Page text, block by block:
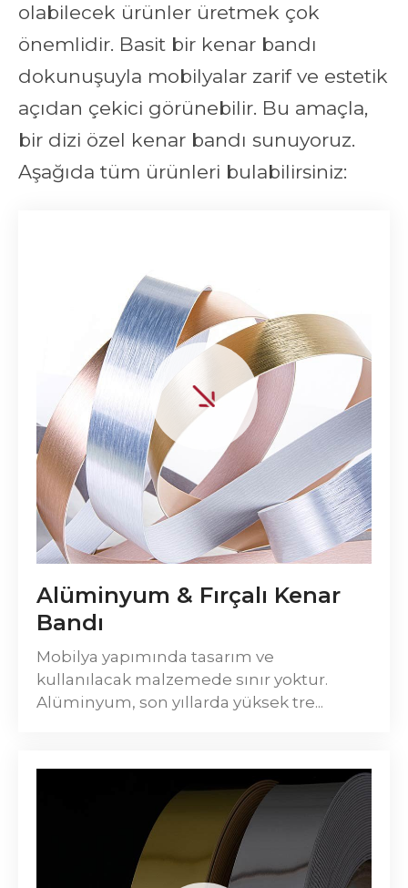
olabilecek ürünler üretmek çok
önemlidir. Basit bir kenar bandı
dokunuşuyla mobilyalar zarif ve estetik
açıdan çekici görünebilir. Bu amaçla,
bir dizi özel kenar bandı sunuyoruz.
Aşağıda tüm ürünleri bulabilirsiniz:
Alüminyum & Fırçalı Kenar
Bandı
Mobilya yapımında tasarım ve
kullanılacak malzemede sınır yoktur.
Alüminyum, son yıllarda yüksek tre...